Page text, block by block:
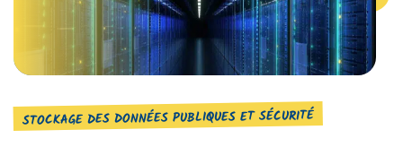
STOCKAGE DES DONNÉES PUBLIQUES ET SÉCURITÉ